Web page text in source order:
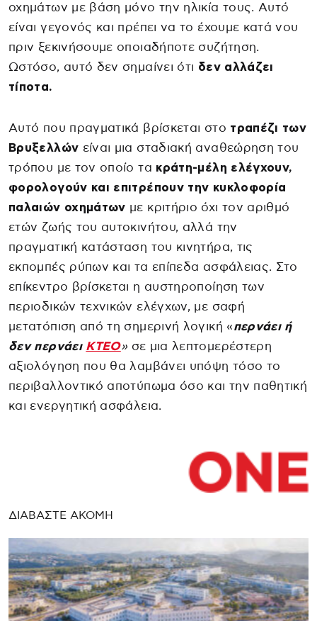
οχημάτων με βάση μόνο την ηλικία τους. Αυτό
είναι γεγονός και πρέπει να το έχουμε κατά νου
πριν ξεκινήσουμε οποιαδήποτε συζήτηση.
Ωστόσο, αυτό δεν σημαίνει ότι δεν αλλάζει
τίποτα.
Αυτό που πραγματικά βρίσκεται στο τραπέζι των
Βρυξελλών είναι μια σταδιακή αναθεώρηση του
τρόπου με τον οποίο τα κράτη-μέλη ελέγχουν,
φορολογούν και επιτρέπουν την κυκλοφορία
παλαιών οχημάτων με κριτήριο όχι τον αριθμό
ετών ζωής του αυτοκινήτου, αλλά την
πραγματική κατάσταση του κινητήρα, τις
εκπομπές ρύπων και τα επίπεδα ασφάλειας. Στο
επίκεντρο βρίσκεται η αυστηροποίηση των
περιοδικών τεχνικών ελέγχων, με σαφή
μετατόπιση από τη σημερινή λογική «περνάει ή
δεν περνάει ΚΤΕΟ»σε μια λεπτομερέστερη
αξιολόγηση που θα λαμβάνει υπόψη τόσο το
περιβαλλοντικό αποτύπωμα όσο και την παθητική
και ενεργητική ασφάλεια.
ΔΙΑΒΑΣΤΕ ΑΚΟΜΗ